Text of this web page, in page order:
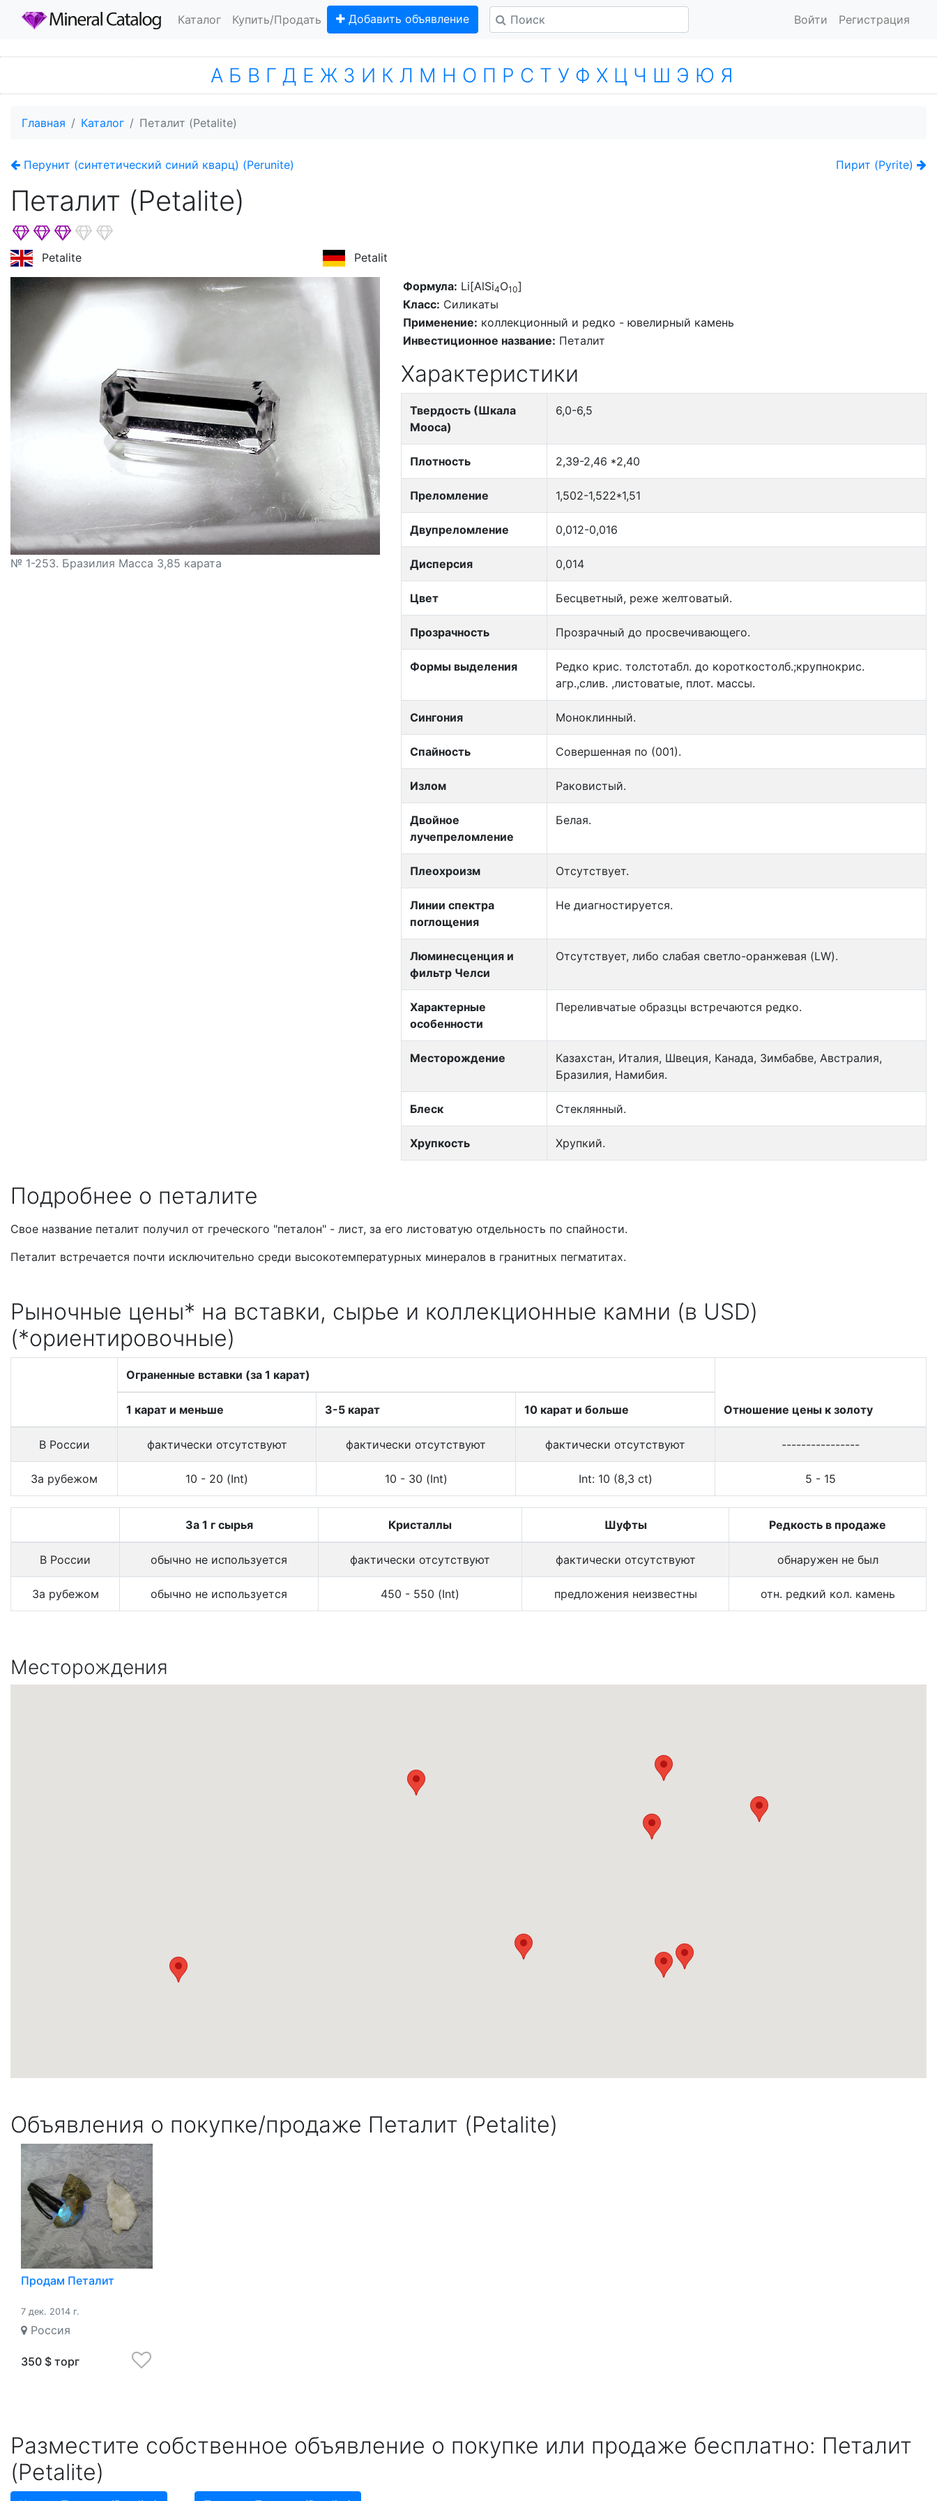
Каталог Купить/Продать Добавить объявление Войти Регистрация
Главная Каталог Петалит (Petalite)
Перунит (синтетический синий кварц) (Perunite) Пирит (Pyrite)
Петалит (Petalite)
Petalite Petalit
№ 1-253. Бразилия Масса 3,85 карата
Формула: Li[AlSi4O10]
Класс: Силикаты
Применение: коллекционный и редко - ювелирный камень
Инвестиционное название: Петалит
Характеристики
Твердость (Шкала
Мооса)
6,0-6,5
Плотность 2,39-2,46 *2,40
Преломление 1,502-1,522*1,51
Двупреломление 0,012-0,016
Дисперсия 0,014
Цвет Бесцветный, реже желтоватый.
Прозрачность Прозрачный до просвечивающего.
Формы выделения
Редко крис. толстотабл. до короткостолб.;крупнокрис.
агр.,слив. ,листоватые, плот. массы.
Сингония Моноклинный.
Спайность Совершенная по (001).
Излом Раковистый.
Двойное
лучепреломление
Белая.
Плеохроизм Отсутствует.
Линии спектра
поглощения
Не диагностируется.
Люминесценция и
фильтр Челси
Отсутствует, либо слабая светло-оранжевая (LW).
Характерные
особенности
Переливчатые образцы встречаются редко.
Месторождение
Казахстан, Италия, Швеция, Канада, Зимбабве, Австралия,
Бразилия, Намибия.
Блеск Стеклянный.
Хрупкость Хрупкий.
Подробнее о петалите
Свое название петалит получил от греческого "петалон" - лист, за его листоватую отдельность по спайности.
Петалит встречается почти исключительно среди высокотемпературных минералов в гранитных пегматитах.
Рыночные цены* на вставки, сырье и коллекционные камни (в USD)
(*ориентировочные)
Ограненные вставки (за 1 карат)
Отношение цены к золоту
1 карат и меньше 3-5 карат 10 карат и больше
В России фактически отсутствуют фактически отсутствуют фактически отсутствуют ----------------
За рубежом 10 - 20 (Int) 10 - 30 (Int) Int: 10 (8,3 ct) 5 - 15
За 1 г сырья Кристаллы Шуфты Редкость в продаже
В России обычно не используется фактически отсутствуют фактически отсутствуют обнаружен не был
За рубежом обычно не используется 450 - 550 (Int) предложения неизвестны отн. редкий кол. камень
Месторождения
Объявления о покупке/продаже Петалит (Petalite)
Продам Петалит
7 дек. 2014 г.
Россия
350 $ торг
Разместите собственное объявление о покупке или продаже бесплатно: Петалит
(Petalite)
А Б В Г Д Е Ж З И К Л М Н О П Р С Т У Ф Х Ц Ч Ш Э Ю Я